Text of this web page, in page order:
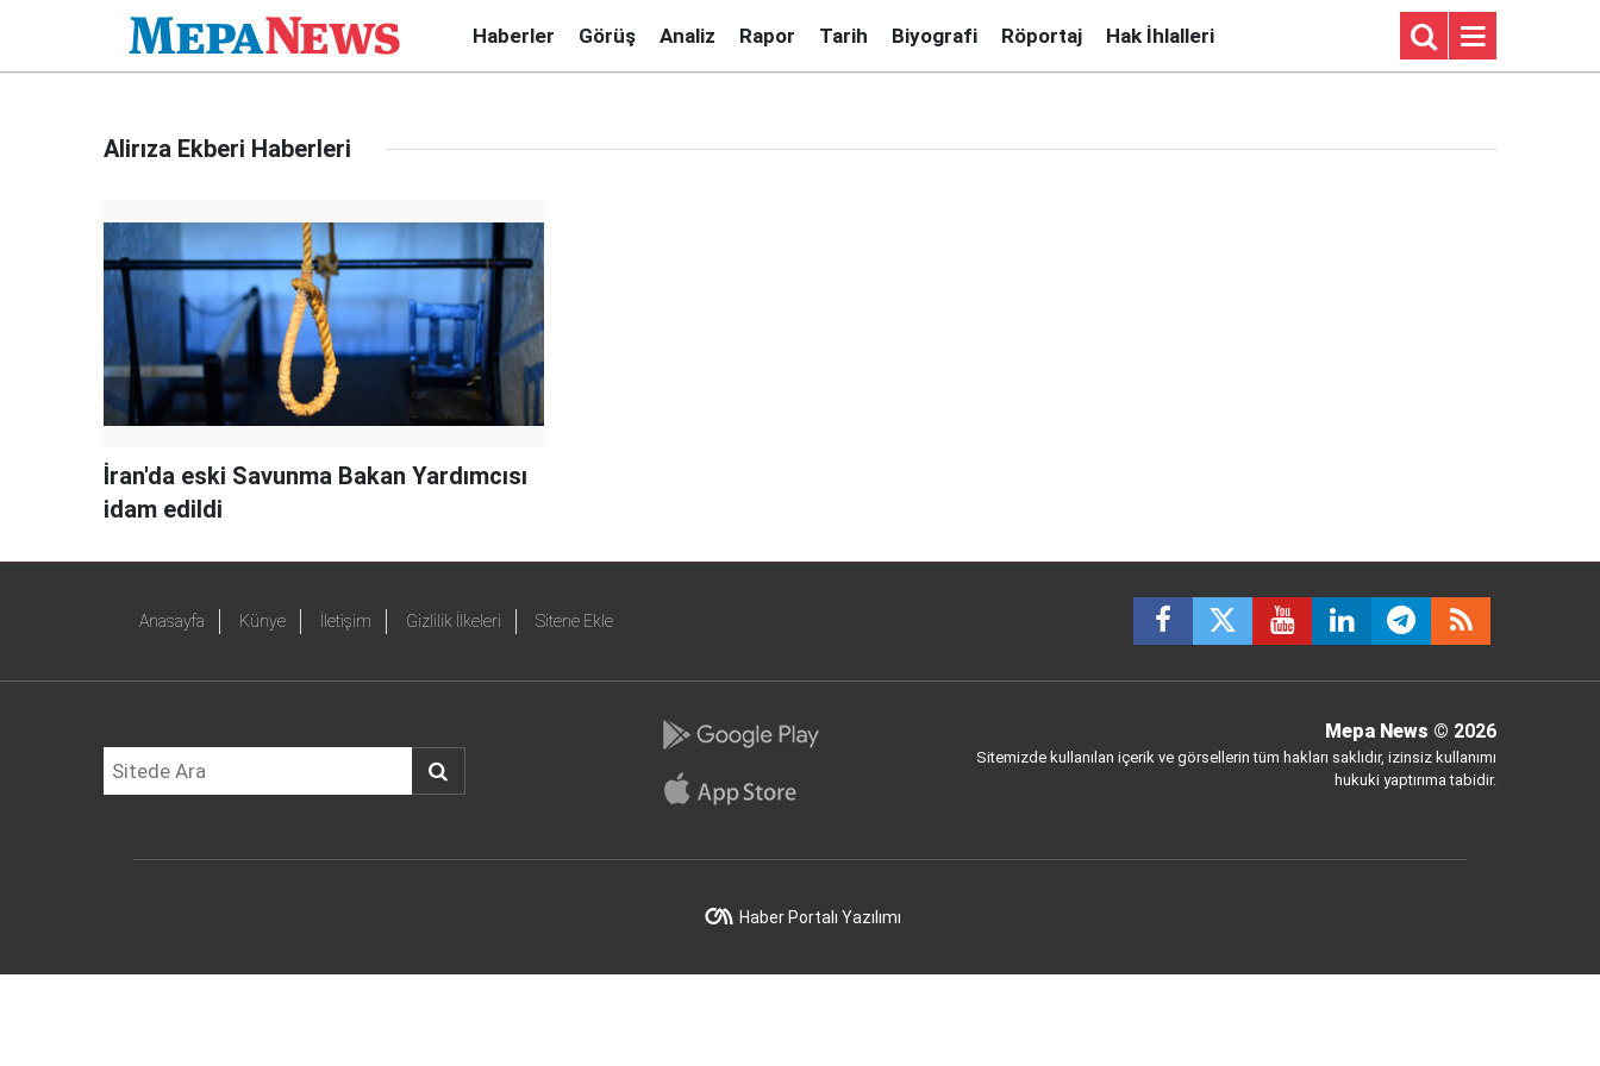
Haberler Görüş Analiz Rapor Tarih Biyografi Röportaj Hak İhlalleri
Alirıza Ekberi Haberleri
İran'da eski Savunma Bakan Yardımcısı
idam edildi
Anasayfa Künye İletişim Gizlilik İlkeleri Sitene Ekle
Mepa News © 2026
Sitemizde kullanılan içerik ve görsellerin tüm hakları saklıdır, izinsiz kullanımı
hukuki yaptırıma tabidir.
Haber Portalı Yazılımı